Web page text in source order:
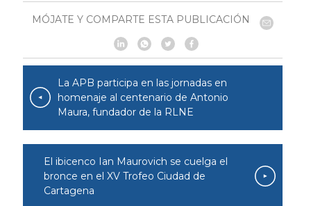
MÓJATE Y COMPARTE ESTA PUBLICACIÓN
La APB participa en las jornadas en
homenaje al centenario de Antonio
Maura, fundador de la RLNE
El ibicenco Ian Maurovich se cuelga el
bronce en el XV Trofeo Ciudad de
Cartagena